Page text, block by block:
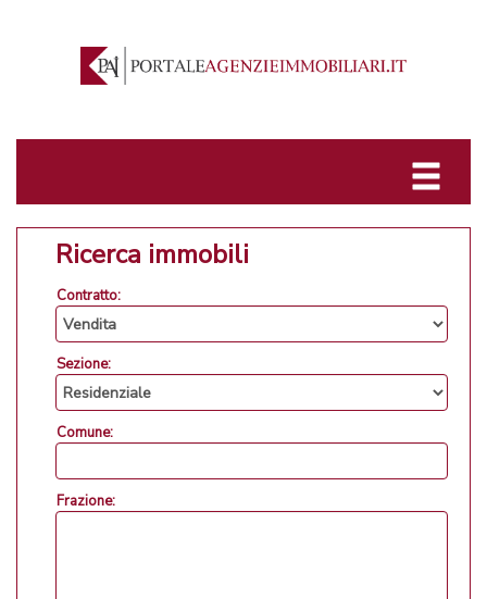
Ricerca immobili
Contratto:
Sezione:
Comune:
Frazione: